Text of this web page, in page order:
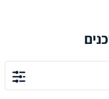
זו במקורות בודדים
לאמינות האספקה, בייחוד